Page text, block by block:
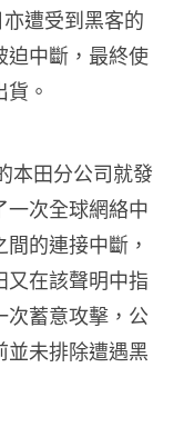
遭受到黑客的
迫中斷，最終使
。
本田分公司就發
一次全球網絡中
的連接中斷，
又在該聲明中指
次蓄意攻擊，公
並未排除遭遇黑